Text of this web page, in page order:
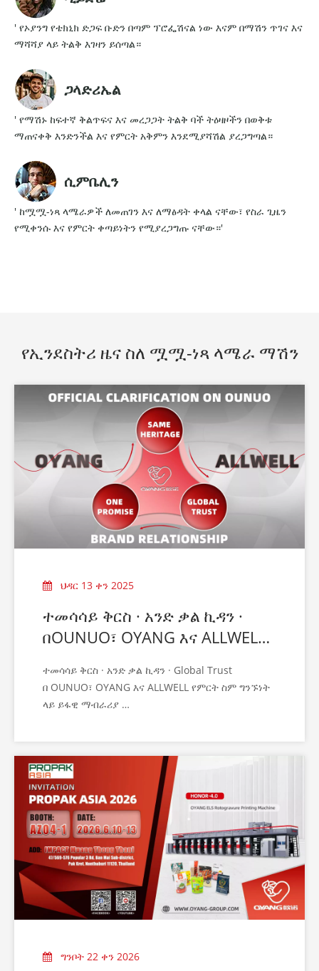
' የኦያንግ የቴክኒክ ድጋፍ ቡድን በጣም ፕሮፌሽናል ነው እናም በማሽን ጥገና እና
ማሻሻያ ላይ ትልቅ እገዛን ይሰጣል።
ጋላድሪኤል
' የማሽኑ ከፍተኛ ቅልጥፍና እና መረጋጋት ትልቅ ባች ትዕዛዞችን በወቅቱ
ማጠናቀቅ እንድንችል እና የምርት አቅምን እንደሚያሻሽል ያረጋግጣል።
ሲምቤሊን
' ከሟሟ-ነጻ ላሜራዎች ለመጠገን እና ለማፅዳት ቀላል ናቸው፣ የስራ ጊዜን
የሚቀንሱ እና የምርት ቀጣይነትን የሚያረጋግጡ ናቸው።'
የኢንደስትሪ ዜና ስለ ሟሟ-ነጻ ላሜራ ማሽን
ህዳር 13 ቀን 2025
ተመሳሳይ ቅርስ · አንድ ቃል ኪዳን ·
በOUNUO፣ OYANG እና ALLWELL
እምነት ይፋዊ ማብራሪያ
ተመሳሳይ ቅርስ · አንድ ቃል ኪዳን · Global Trust
በ OUNUO፣ OYANG እና ALLWELL የምርት ስም ግንኙነት
ላይ ይፋዊ ማብራሪያ
ለማረጋገጥ፣ OUNUO ቡድን የሶስቱ የምርት መለያዎቻችንን
ግንኙነት እና አቀማመጥን በሚመለከት ይፋዊ እና የተዋሃደ
ማብራሪያ መስጠት ይፈልጋል
፡ OUNUO · OYANG · ALLWELL
ግንቦት 22 ቀን 2026